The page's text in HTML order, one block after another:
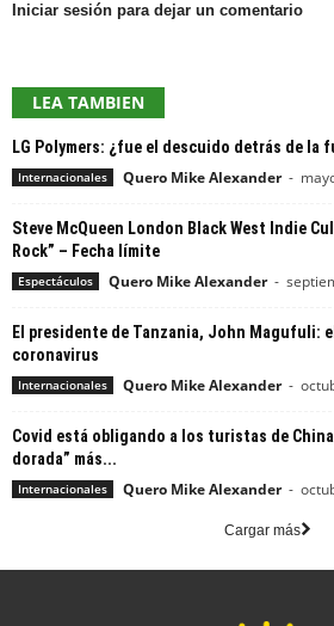
Iniciar sesión para dejar un comentario
LEA TAMBIEN
LG Polymers: ¿fue el descuido detrás de la
Internacionales Quero Mike Alexander -
Steve McQueen London Black West Indie
Rock” – Fecha límite
Espectáculos Quero Mike Alexander -
El presidente de Tanzania, John Magufuli:
coronavirus
Internacionales Quero Mike Alexander -
Covid está obligando a los turistas de China
dorada” más...
Internacionales Quero Mike Alexander -
Cargar más